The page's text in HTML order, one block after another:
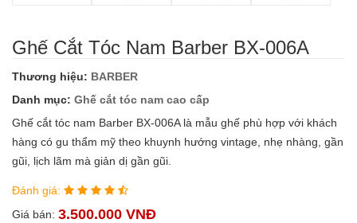
Ghế Cắt Tóc Nam Barber BX-006A
Thương hiệu: BARBER
Danh mục: Ghế cắt tóc nam cao cấp
Ghế cắt tóc nam Barber BX-006A là mẫu ghế phù hợp với khách
hàng có gu thẩm mỹ theo khuynh hướng vintage, nhẹ nhàng, gần
gũi, lịch lãm mà giản dị gần gũi.
Đánh giá:
Giá bán: 3.500.000 VNĐ